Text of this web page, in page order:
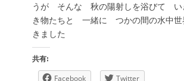
うが そんな 秋の陽射しを浴びて
き物たちと 一緒に つかの間の水中世
きました
共有:
Facebook Twitter